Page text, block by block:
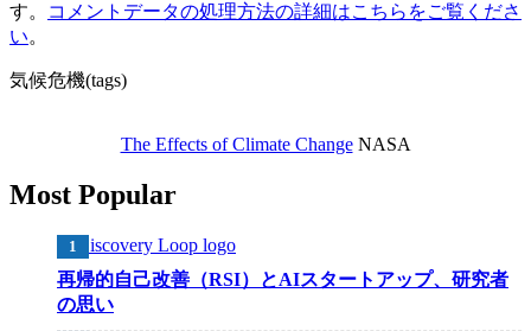
す。
コメントデータの処理方法の詳細はこちらをご覧くださ
い。
気候危機(tags)
The Effects of Climate ChangeNASA
Most Popular
再帰的自己改善（RSI）とAIスタートアップ、研究者
の思い